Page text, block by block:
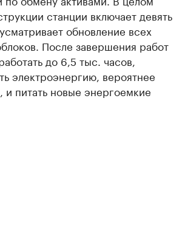
станции включает девять
обновление всех
После завершения работ
до 6,5 тыс. часов,
электроэнергию, вероятнее
и питать новые энергоемкие